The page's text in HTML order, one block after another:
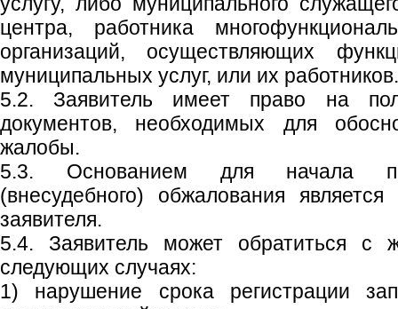
центра, работника
организаций, осуществляющих
муниципальных услуг, или их работников.
5.2. Заявитель имеет право на
документов, необходимых для
жалобы.
5.3. Основанием для начала
(внесудебного) обжалования
заявителя.
5.4. Заявитель может обратиться
следующих случаях:
1) нарушение срока регистрации